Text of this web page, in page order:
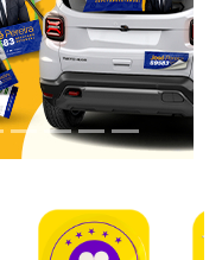
Next